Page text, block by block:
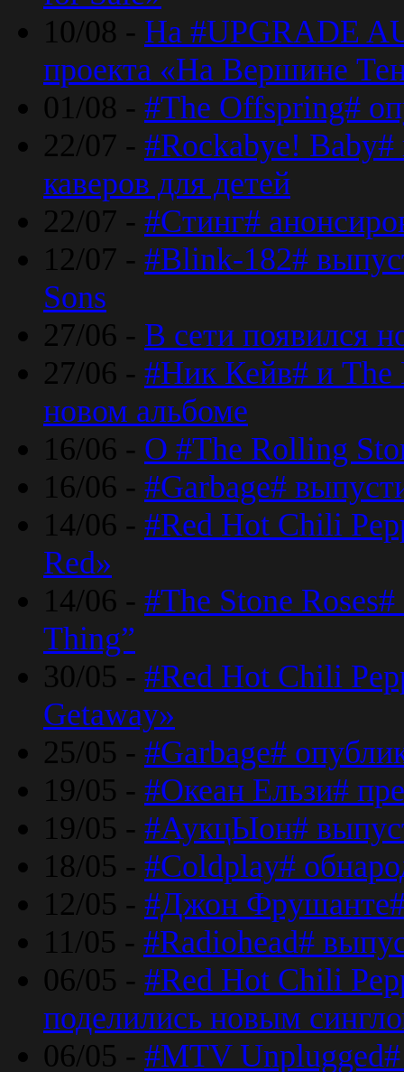
10/08 - На #UPGRADE
проекта «На Вершине
01/08 - #The Offspring#
22/07 - #Rockabye!
каверов для детей
22/07 - #Стинг#
12/07 - #Blink-182#
Sons
27/06 - В сети появился
27/06 - #Ник Кейв# и The
новом альбоме
16/06 - О #The Rolling
16/06 - #Garbage#
14/06 - #Red Hot Chili
Red»
14/06 - #The Stone
Thing”
30/05 - #Red Hot Chili
Getaway»
25/05 - #Garbage#
19/05 - #Океан Ельзи#
19/05 - #АукцЫон#
18/05 - #Coldplay#
12/05 - #Джон
11/05 - #Radiohead#
06/05 - #Red Hot Chili
поделились новым
06/05 - #MTV Unplugged#